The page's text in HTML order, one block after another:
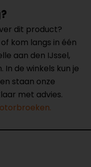
dit product?
kom langs in één
aan den IJssel,
In de winkels kun je
staan onze
met advies.